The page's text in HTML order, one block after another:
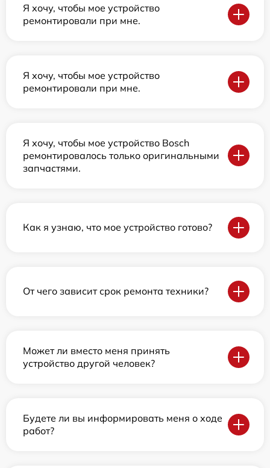
Я хочу, чтобы мое устройство
ремонтировали при мне.
Я хочу, чтобы мое устройство
ремонтировали при мне.
Я хочу, чтобы мое устройство Bosch
ремонтировалось только оригинальными
запчастями.
Как я узнаю, что мое устройство готово?
От чего зависит срок ремонта техники?
Может ли вместо меня принять
устройство другой человек?
Будете ли вы информировать меня о ходе
работ?